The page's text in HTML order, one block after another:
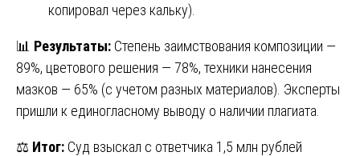
копировал через кальку).
📊 Результаты: Степень заимствования композиции —
89%, цветового решения — 78%, техники нанесения
мазков — 65% (с учетом разных материалов). Эксперты
пришли к единогласному выводу о наличии плагиата.
⚖️ Итог: Суд взыскал с ответчика 1,5 млн рублей